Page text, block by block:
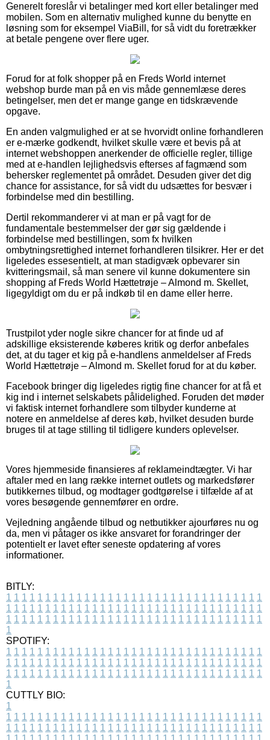
Generelt foreslår vi betalinger med kort eller betalinger med
mobilen. Som en alternativ mulighed kunne du benytte en
løsning som for eksempel ViaBill, for så vidt du foretrækker
at betale pengene over flere uger.
Forud for at folk shopper på en Freds World internet
webshop burde man på en vis måde gennemlæse deres
betingelser, men det er mange gange en tidskrævende
opgave.
En anden valgmulighed er at se hvorvidt online forhandleren
er e-mærke godkendt, hvilket skulle være et bevis på at
internet webshoppen anerkender de officielle regler, tillige
med at e-handlen lejlighedsvis efterses af fagmænd som
behersker reglementet på området. Desuden giver det dig
chance for assistance, for så vidt du udsættes for besvær i
forbindelse med din bestilling.
Dertil rekommanderer vi at man er på vagt for de
fundamentale bestemmelser der gør sig gældende i
forbindelse med bestillingen, som fx hvilken
ombytningsrettighed internet forhandleren tilsikrer. Her er det
ligeledes essesentielt, at man stadigvæk opbevarer sin
kvitteringsmail, så man senere vil kunne dokumentere sin
shopping af Freds World Hættetrøje – Almond m. Skellet,
ligegyldigt om du er på indkøb til en dame eller herre.
Trustpilot yder nogle sikre chancer for at finde ud af
adskillige eksisterende køberes kritik og derfor anbefales
det, at du tager et kig på e-handlens anmeldelser af Freds
World Hættetrøje – Almond m. Skellet forud for at du køber.
Facebook bringer dig ligeledes rigtig fine chancer for at få et
kig ind i internet selskabets pålidelighed. Foruden det møder
vi faktisk internet forhandlere som tilbyder kunderne at
notere en anmeldelse af deres køb, hvilket desuden burde
bruges til at tage stilling til tidligere kunders oplevelser.
Vores hjemmeside finansieres af reklameindtægter. Vi har
aftaler med en lang række internet outlets og markedsfører
butikkernes tilbud, og modtager godtgørelse i tilfælde af at
vores besøgende gennemfører en ordre.
Vejledning angående tilbud og netbutikker ajourføres nu og
da, men vi påtager os ikke ansvaret for forandringer der
potentielt er lavet efter seneste opdatering af vores
informationer.
BITLY:
1 1 1 1 1 1 1 1 1 1 1 1 1 1 1 1 1 1 1 1 1 1 1 1 1 1 1 1 1 1 1 1 1
1 1 1 1 1 1 1 1 1 1 1 1 1 1 1 1 1 1 1 1 1 1 1 1 1 1 1 1 1 1 1 1 1
1 1 1 1 1 1 1 1 1 1 1 1 1 1 1 1 1 1 1 1 1 1 1 1 1 1 1 1 1 1 1 1 1
1
SPOTIFY:
1 1 1 1 1 1 1 1 1 1 1 1 1 1 1 1 1 1 1 1 1 1 1 1 1 1 1 1 1 1 1 1 1
1 1 1 1 1 1 1 1 1 1 1 1 1 1 1 1 1 1 1 1 1 1 1 1 1 1 1 1 1 1 1 1 1
1 1 1 1 1 1 1 1 1 1 1 1 1 1 1 1 1 1 1 1 1 1 1 1 1 1 1 1 1 1 1 1 1
1
CUTTLY BIO:
1
1 1 1 1 1 1 1 1 1 1 1 1 1 1 1 1 1 1 1 1 1 1 1 1 1 1 1 1 1 1 1 1 1
1 1 1 1 1 1 1 1 1 1 1 1 1 1 1 1 1 1 1 1 1 1 1 1 1 1 1 1 1 1 1 1 1